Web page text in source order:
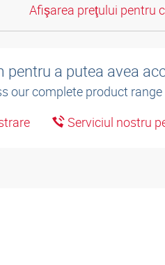
Afişarea preţului pentru
pentru a putea avea
our complete product
Serviciul nostru